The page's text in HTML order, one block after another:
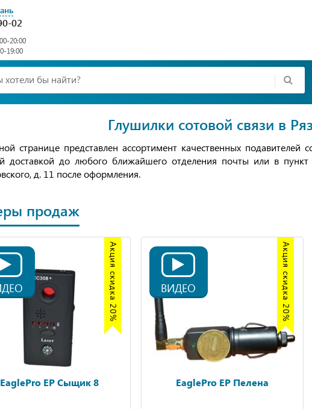
02
20:00
19:00
Глушилки сотовой связи в
странице представлен ассортимент качественных подавителей
доставкой до любого ближайшего отделения почты или в пункт
д. 11 после оформления.
продаж
Акция скидка 20%
EaglePro EP Сыщик 8
Акция скидка 20%
ВИДЕО
EaglePro EP Пелена